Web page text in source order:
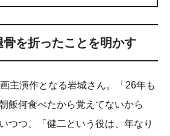
を折ったことを明かす
主演作となる岩城さん。「26年も
飯何食べたから覚えてないから
つつ、「健二という役は、年なり